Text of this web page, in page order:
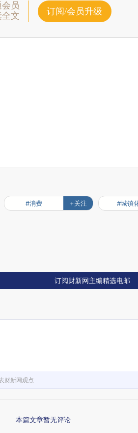
员
文
订阅/会员升级
#消费 +关注 #城镇
订阅财新网主编精选电邮
财新网观点
本篇文章暂无评论